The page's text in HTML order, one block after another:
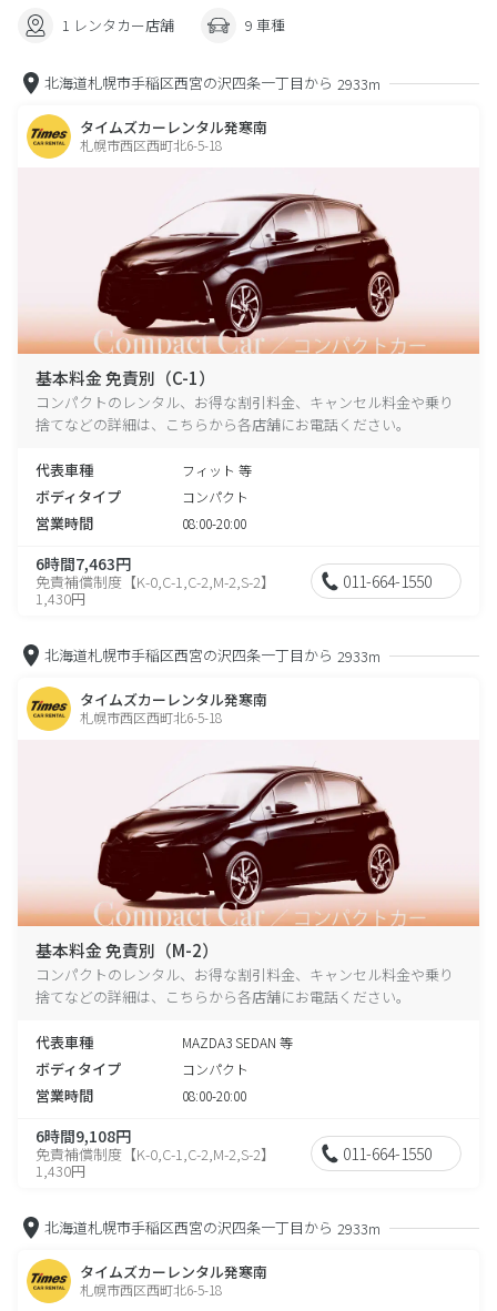
1 レンタカー店舗 9 車種
北海道札幌市手稲区西宮の沢四条一丁目から 2933m
タイムズカーレンタル発寒南
札幌市西区西町北6-5-18
基本料金 免責別（C-1）
コンパクトのレンタル、お得な割引料金、キャンセル料金や乗り
捨てなどの詳細は、こちらから各店舗にお電話ください。
代表車種 フィット 等
ボディタイプ コンパクト
営業時間 08:00-20:00
6時間7,463円
免責補償制度【K-0,C-1,C-2,M-2,S-2】
1,430円
011-664-1550
北海道札幌市手稲区西宮の沢四条一丁目から 2933m
タイムズカーレンタル発寒南
札幌市西区西町北6-5-18
基本料金 免責別（M-2）
コンパクトのレンタル、お得な割引料金、キャンセル料金や乗り
捨てなどの詳細は、こちらから各店舗にお電話ください。
代表車種 MAZDA3 SEDAN 等
ボディタイプ コンパクト
営業時間 08:00-20:00
6時間9,108円
免責補償制度【K-0,C-1,C-2,M-2,S-2】
1,430円
011-664-1550
北海道札幌市手稲区西宮の沢四条一丁目から 2933m
タイムズカーレンタル発寒南
札幌市西区西町北6-5-18